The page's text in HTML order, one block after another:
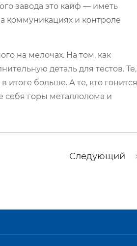
завода это кайф — иметь
коммуникациях и контроле
на мелочах. На том, как
деталь для тестов. Те,
больше. А те, кто гонится
себя горы металлолома и
Следующий